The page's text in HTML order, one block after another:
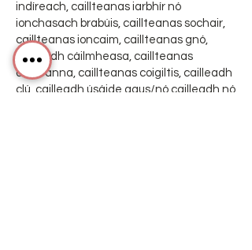
indíreach, caillteanas iarbhír nó
ionchasach brabúis, caillteanas sochair,
caillteanas ioncaim, caillteanas gnó,
cailleadh cáilmheasa, caillteanas
deiseanna, caillteanas coigiltis, cailleadh
clú, cailleadh úsáide agus/nó cailleadh nó